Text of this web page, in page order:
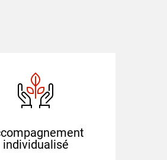
individualisé